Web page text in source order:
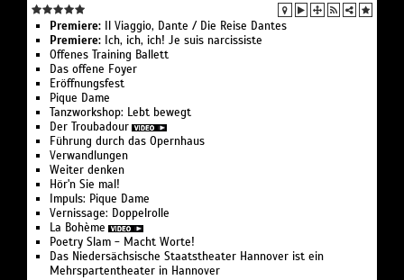
Premiere: Il Viaggio, Dante / Die Reise Dantes
Premiere: Ich, ich, ich! Je suis narcissiste
Offenes Training Ballett
Das offene Foyer
Eröffnungsfest
Pique Dame
Tanzworkshop: Lebt bewegt
Der Troubadour
Führung durch das Opernhaus
Verwandlungen
Weiter denken
Hör'n Sie mal!
Impuls: Pique Dame
Vernissage: Doppelrolle
La Bohème
Poetry Slam - Macht Worte!
Das Niedersächsische Staatstheater Hannover ist ein
Mehrspartentheater in Hannover